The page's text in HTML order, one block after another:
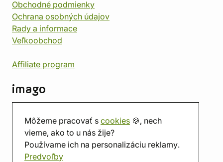
Môžeme pracovať s cookies 🍪, nech
vieme, ako to u nás žije?
Používame ich na personalizáciu reklamy.
Predvoľby
Obchodné podmienky
Ochrana osobných údajov
Rady a informace
Veľkoobchod
Affiliate program
imago
Predajňa
Herňa
O nás
Hodnotenie obchodu